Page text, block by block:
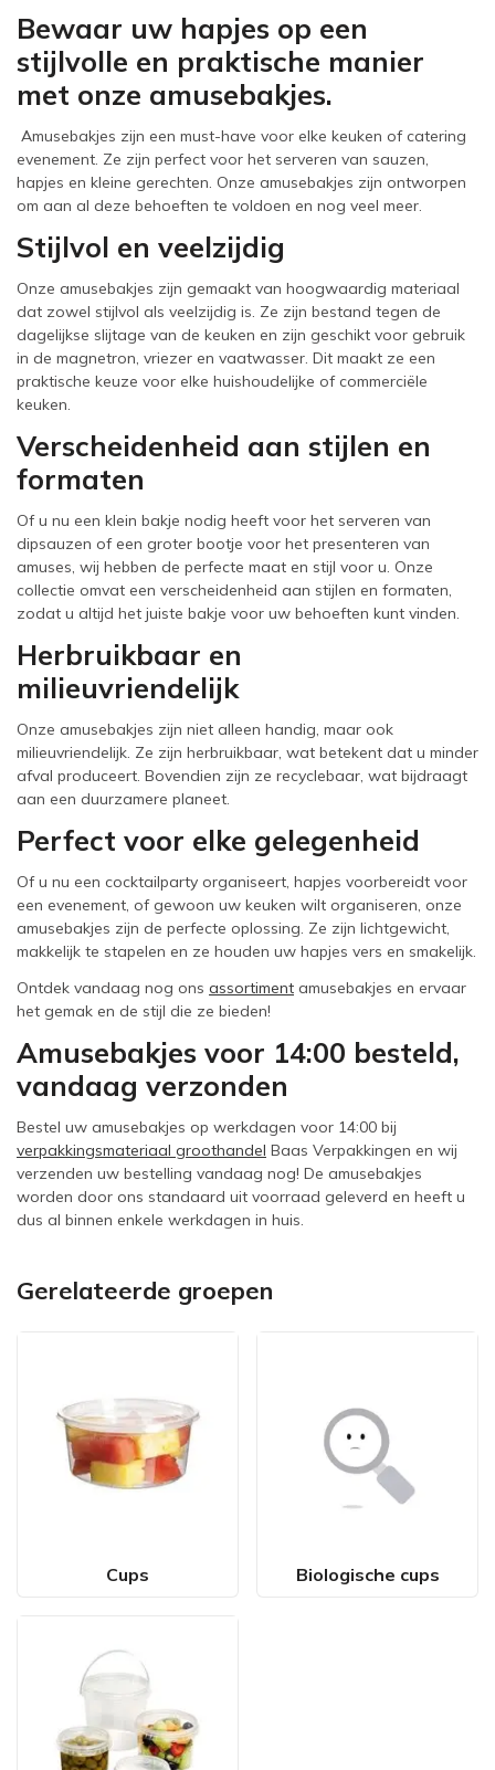
Bewaar uw hapjes op een
stijlvolle en praktische manier
met onze amusebakjes.
Amusebakjes zijn een must-have voor elke keuken of catering
evenement. Ze zijn perfect voor het serveren van sauzen,
hapjes en kleine gerechten. Onze amusebakjes zijn ontworpen
om aan al deze behoeften te voldoen en nog veel meer.
Stijlvol en veelzijdig
Onze amusebakjes zijn gemaakt van hoogwaardig materiaal
dat zowel stijlvol als veelzijdig is. Ze zijn bestand tegen de
dagelijkse slijtage van de keuken en zijn geschikt voor gebruik
in de magnetron, vriezer en vaatwasser. Dit maakt ze een
praktische keuze voor elke huishoudelijke of commerciële
keuken.
Verscheidenheid aan stijlen en
formaten
Of u nu een klein bakje nodig heeft voor het serveren van
dipsauzen of een groter bootje voor het presenteren van
amuses, wij hebben de perfecte maat en stijl voor u. Onze
collectie omvat een verscheidenheid aan stijlen en formaten,
zodat u altijd het juiste bakje voor uw behoeften kunt vinden.
Herbruikbaar en
milieuvriendelijk
Onze amusebakjes zijn niet alleen handig, maar ook
milieuvriendelijk. Ze zijn herbruikbaar, wat betekent dat u minder
afval produceert. Bovendien zijn ze recyclebaar, wat bijdraagt
aan een duurzamere planeet.
Perfect voor elke gelegenheid
Of u nu een cocktailparty organiseert, hapjes voorbereidt voor
een evenement, of gewoon uw keuken wilt organiseren, onze
amusebakjes zijn de perfecte oplossing. Ze zijn lichtgewicht,
makkelijk te stapelen en ze houden uw hapjes vers en smakelijk.
Ontdek vandaag nog ons assortiment amusebakjes en ervaar
het gemak en de stijl die ze bieden!
Amusebakjes voor 14:00 besteld,
vandaag verzonden
Bestel uw amusebakjes op werkdagen voor 14:00 bij
verpakkingsmateriaal groothandel Baas Verpakkingen en wij
verzenden uw bestelling vandaag nog! De amusebakjes
worden door ons standaard uit voorraad geleverd en heeft u
dus al binnen enkele werkdagen in huis.
Gerelateerde groepen
Cups Biologische cups